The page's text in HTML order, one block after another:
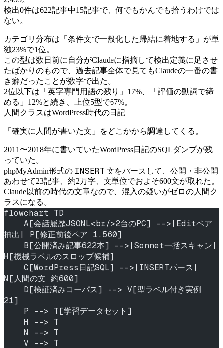
検出0件は622記事中15記事で、何でもかんでも拾うわけでは
ない。
カテゴリ分布は「条件文で一般化した帰結に着地する」が単
独23%で1位。
この型は数日前に自分がClaudeに指摘して検出定義に足させ
たばかりのもので、過去記事全体で見てもClaudeの一番の書
き癖だったことが数字で出た。
2位以下は「英字専門用語の残り」17%、「評価の動詞で締
める」12%と続き、上位5型で67%。
人間クラスはWordPress時代の日記
「確実に人間が書いた文」をどこかから調達してくる。
2011〜2018年に書いていたWordPress日記のSQLダンプが残
っていた。
phpMyAdmin形式の INSERT 文をパースして、公開・非公開
あわせて23記事、約2万字、文単位でおよそ600文が取れた。
Claude以前の時代の文章なので、混入の疑いがゼロの人間ク
ラスになる。
flowchart TD
抽出| P[修正前後ペア 1,560]
H[機械ラベルのスロップ候補]
N[人間の文 約600]
21]
    P --> T[学習データセット]
    H --> T
    N --> T
    V --> T